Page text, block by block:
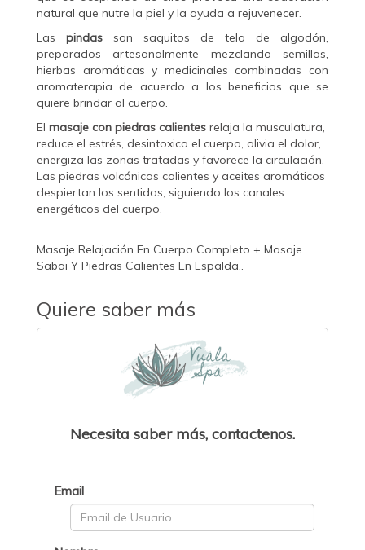
natural que nutre la piel y la ayuda a rejuvenecer.
Las pindas son saquitos de tela de algodón,
preparados artesanalmente mezclando semillas,
hierbas aromáticas y medicinales combinadas con
aromaterapia de acuerdo a los beneficios que se
quiere brindar al cuerpo.
El masaje con piedras calientes relaja la musculatura,
reduce el estrés, desintoxica el cuerpo, alivia el dolor,
energiza las zonas tratadas y favorece la circulación.
Las piedras volcánicas calientes y aceites aromáticos
despiertan los sentidos, siguiendo los canales
energéticos del cuerpo.
Masaje Relajación En Cuerpo Completo + Masaje
Sabai Y Piedras Calientes En Espalda..
Quiere saber más
Necesita saber más, contactenos.
Email